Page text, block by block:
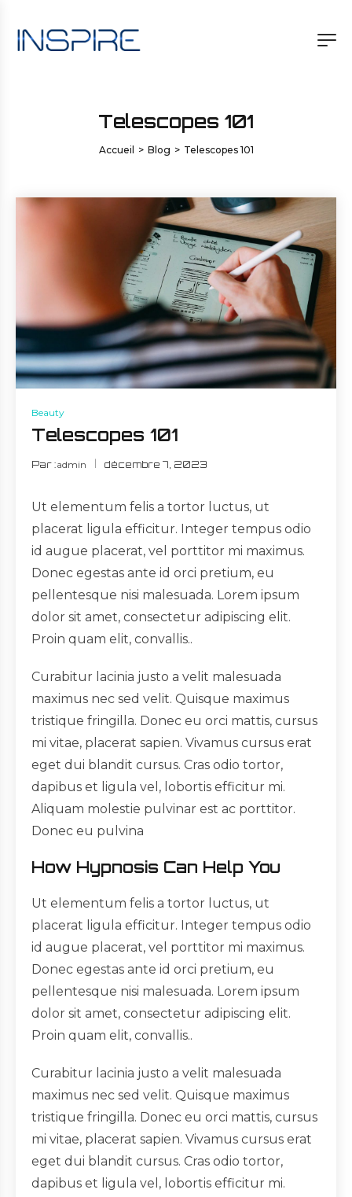
Telescopes 101
Accueil > Blog > Telescopes 101
Beauty
Telescopes 101
Par :admin décembre 7, 2023
Ut elementum felis a tortor luctus, ut
placerat ligula efficitur. Integer tempus odio
id augue placerat, vel porttitor mi maximus.
Donec egestas ante id orci pretium, eu
pellentesque nisi malesuada. Lorem ipsum
dolor sit amet, consectetur adipiscing elit.
Proin quam elit, convallis..
Curabitur lacinia justo a velit malesuada
maximus nec sed velit. Quisque maximus
tristique fringilla. Donec eu orci mattis, cursus
mi vitae, placerat sapien. Vivamus cursus erat
eget dui blandit cursus. Cras odio tortor,
dapibus et ligula vel, lobortis efficitur mi.
Aliquam molestie pulvinar est ac porttitor.
Donec eu pulvina
How Hypnosis Can Help You
Ut elementum felis a tortor luctus, ut
placerat ligula efficitur. Integer tempus odio
id augue placerat, vel porttitor mi maximus.
Donec egestas ante id orci pretium, eu
pellentesque nisi malesuada. Lorem ipsum
dolor sit amet, consectetur adipiscing elit.
Proin quam elit, convallis..
Curabitur lacinia justo a velit malesuada
maximus nec sed velit. Quisque maximus
tristique fringilla. Donec eu orci mattis, cursus
mi vitae, placerat sapien. Vivamus cursus erat
eget dui blandit cursus. Cras odio tortor,
dapibus et ligula vel, lobortis efficitur mi.